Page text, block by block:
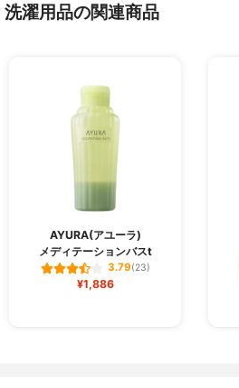
洗濯用品の関連商品
AYURA(アユーラ)
メディテーションバスt
3.79(23)
¥1,886